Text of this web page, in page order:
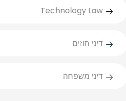
Technology Law
דיני חוזים
דיני משפחה